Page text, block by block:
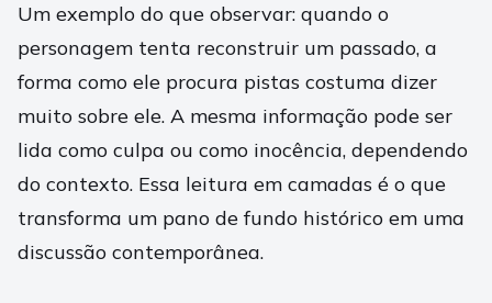
Um exemplo do que observar: quando o
personagem tenta reconstruir um passado, a
forma como ele procura pistas costuma dizer
muito sobre ele. A mesma informação pode ser
lida como culpa ou como inocência, dependendo
do contexto. Essa leitura em camadas é o que
transforma um pano de fundo histórico em uma
discussão contemporânea.